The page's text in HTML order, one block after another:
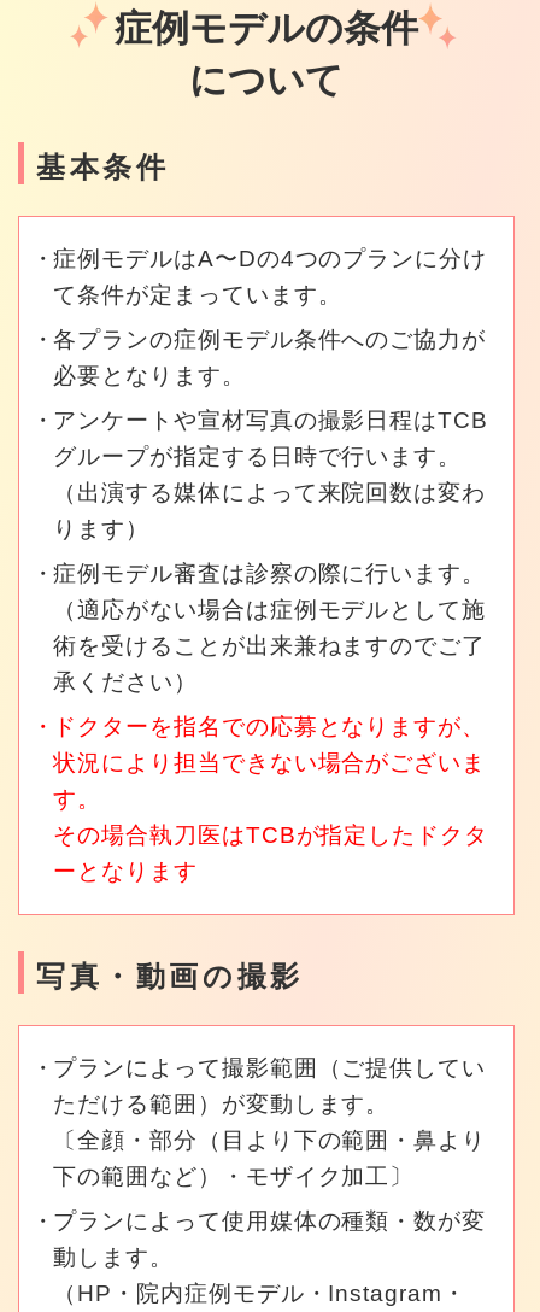
症例モデルの条件
について
基本条件
症例モデルはA〜Dの4つのプランに分け
て条件が定まっています。
各プランの症例モデル条件へのご協力が
必要となります。
アンケートや宣材写真の撮影日程はTCB
グループが指定する日時で行います。
（出演する媒体によって来院回数は変わ
ります）
症例モデル審査は診察の際に行います。
（適応がない場合は症例モデルとして施
術を受けることが出来兼ねますのでご了
承ください）
ドクターを指名での応募となりますが、
状況により担当できない場合がございま
す。
その場合執刀医はTCBが指定したドクタ
ーとなります
写真・動画の撮影
プランによって撮影範囲（ご提供してい
ただける範囲）が変動します。
〔全顔・部分（目より下の範囲・鼻より
下の範囲など）・モザイク加工〕
プランによって使用媒体の種類・数が変
動します。
（HP・院内症例モデル・Instagram・